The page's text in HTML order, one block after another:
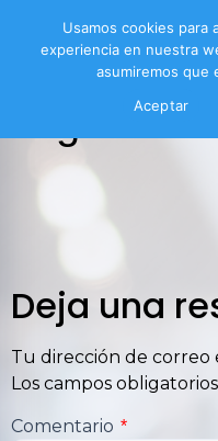
Deja una
Tu dirección de correo
Los campos
Comentario *
Usamos cookies para
experiencia en nuestra
asumiremos que
Aceptar